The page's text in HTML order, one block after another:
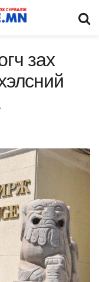
зах